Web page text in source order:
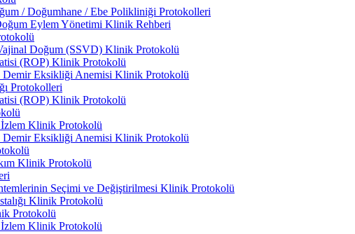
/ Doğumhane / Ebe Polikliniği Protokolleri
Eylem Yönetimi Klinik Rehberi
Doğum (SSVD) Klinik Protokolü
(ROP) Klinik Protokolü
Eksikliği Anemisi Klinik Protokolü
Protokolleri
(ROP) Klinik Protokolü
Klinik Protokolü
Eksikliği Anemisi Klinik Protokolü
Klinik Protokolü
Seçimi ve Değiştirilmesi Klinik Protokolü
Klinik Protokolü
Protokolü
Klinik Protokolü